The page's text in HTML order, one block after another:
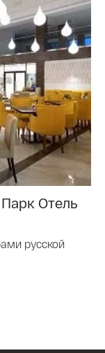
Отель
русской